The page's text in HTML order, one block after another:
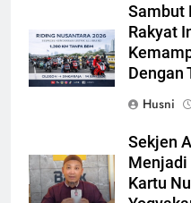
Sambut
Rakyat
Dengan
Husni
Sekjen
Kartu